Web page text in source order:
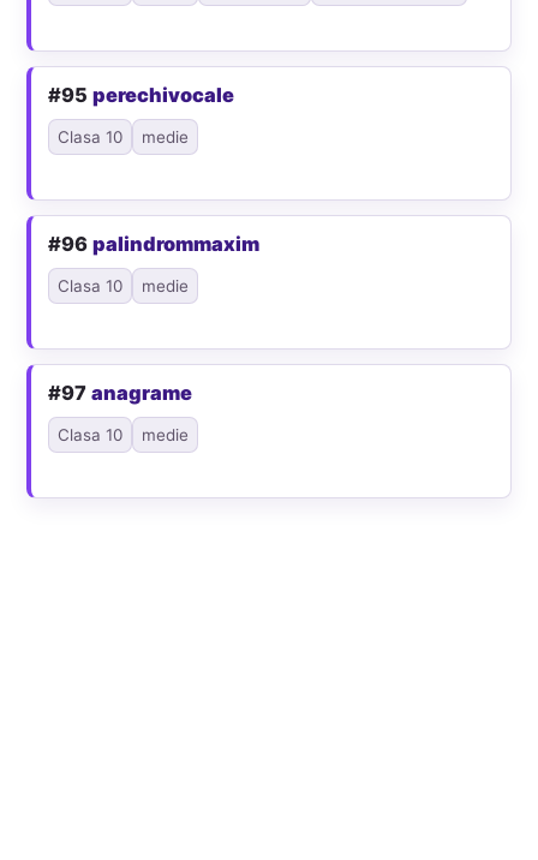
#95perechivocale
Clasa 10 medie
#96palindrommaxim
Clasa 10 medie
#97anagrame
Clasa 10 medie